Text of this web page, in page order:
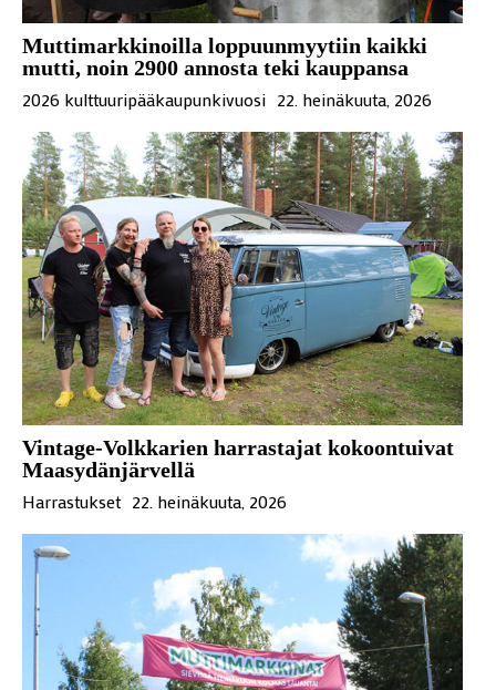
Muttimarkkinoilla loppuunmyytiin kaikki
mutti, noin 2900 annosta teki kauppansa
2026 kulttuuripääkaupunkivuosi 22. heinäkuuta, 2026
Vintage-Volkkarien harrastajat kokoontuivat
Maasydänjärvellä
Harrastukset 22. heinäkuuta, 2026